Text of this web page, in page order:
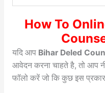
How To
यदि आप Bihar Deled
आवेदन करना चाहते है, तो आप
फॉलो करें जो कि कुछ इस